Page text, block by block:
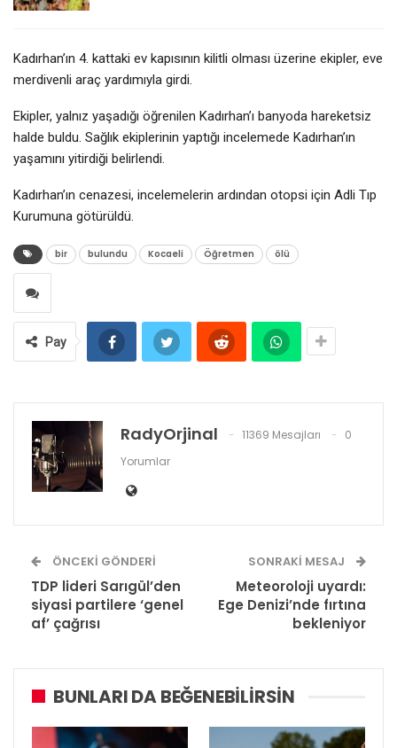
Kadırhan’ın 4. kattaki ev kapısının kilitli olması üzerine ekipler, eve
merdivenli araç yardımıyla girdi.
Ekipler, yalnız yaşadığı öğrenilen Kadırhan’ı banyoda hareketsiz
halde buldu. Sağlık ekiplerinin yaptığı incelemede Kadırhan’ın
yaşamını yitirdiği belirlendi.
Kadırhan’ın cenazesi, incelemelerin ardından otopsi için Adli Tıp
Kurumuna götürüldü.
bir bulundu Kocaeli Öğretmen ölü
Pay
RadyOrjinal 11369 Mesajları
0
Yorumlar
ÖNCEKI GÖNDERI
TDP lideri Sarıgül’den
siyasi partilere ‘genel
af’ çağrısı
SONRAKI MESAJ
Meteoroloji uyardı:
Ege Denizi’nde fırtına
bekleniyor
BUNLARI DA BEĞENEBILIRSIN